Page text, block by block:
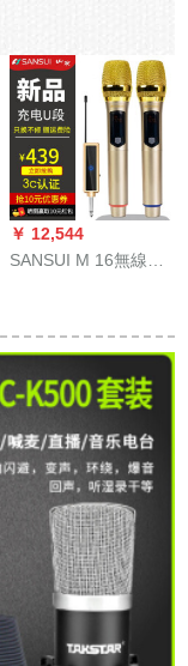
￥ 12,544
SANSUI M 16無線マ
カラオケの歌ステジ
周波数M 21を追いま